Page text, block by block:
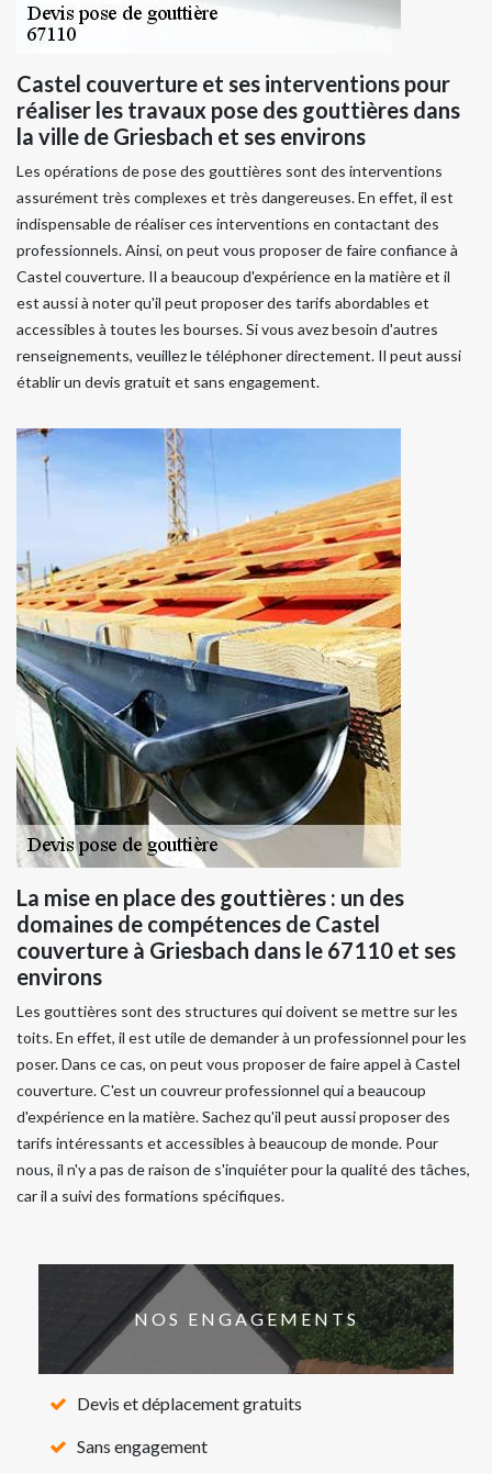
Castel couverture et ses interventions pour
réaliser les travaux pose des gouttières dans
la ville de Griesbach et ses environs
Les opérations de pose des gouttières sont des interventions
assurément très complexes et très dangereuses. En effet, il est
indispensable de réaliser ces interventions en contactant des
professionnels. Ainsi, on peut vous proposer de faire confiance à
Castel couverture. Il a beaucoup d'expérience en la matière et il
est aussi à noter qu'il peut proposer des tarifs abordables et
accessibles à toutes les bourses. Si vous avez besoin d'autres
renseignements, veuillez le téléphoner directement. Il peut aussi
établir un devis gratuit et sans engagement.
La mise en place des gouttières : un des
domaines de compétences de Castel
couverture à Griesbach dans le 67110 et ses
environs
Les gouttières sont des structures qui doivent se mettre sur les
toits. En effet, il est utile de demander à un professionnel pour les
poser. Dans ce cas, on peut vous proposer de faire appel à Castel
couverture. C'est un couvreur professionnel qui a beaucoup
d'expérience en la matière. Sachez qu'il peut aussi proposer des
tarifs intéressants et accessibles à beaucoup de monde. Pour
nous, il n'y a pas de raison de s'inquiéter pour la qualité des tâches,
car il a suivi des formations spécifiques.
NOS ENGAGEMENTS
Devis et déplacement gratuits
Sans engagement